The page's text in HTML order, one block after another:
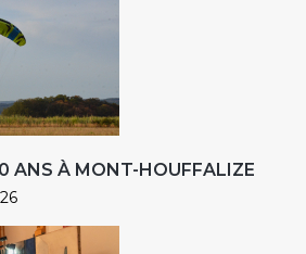
ANS À MONT-HOUFFALIZE